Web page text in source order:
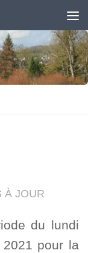
À JOUR
du lundi
pour la